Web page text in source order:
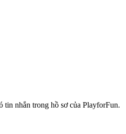
tin nhắn trong hồ sơ của PlayforFun.